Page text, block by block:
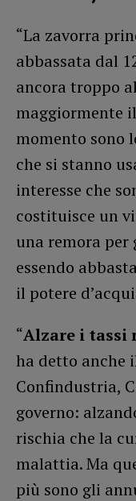
“La zavorra
abbassata dal
ancora troppo
maggiormente
momento sono
che si stanno
interesse che
costituisce un
una remora
essendo
il potere
“Alzare i tassi
ha detto anche
Confindustria,
governo:
rischia che la
malattia. Ma
più sono gli